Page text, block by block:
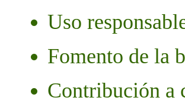
Uso
Fomento de la
Contribución a